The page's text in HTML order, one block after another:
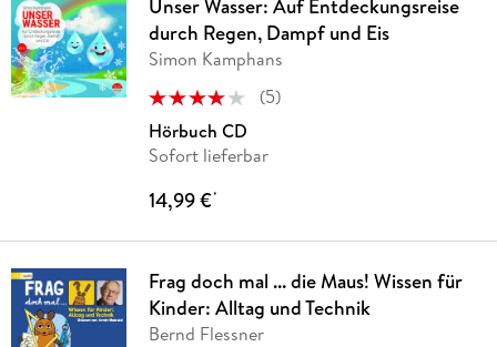
Unser Wasser: Auf Entdeckungsreise
durch Regen, Dampf und Eis
Simon Kamphans
(5)
Hörbuch CD
Sofort lieferbar
14,99 €*
Frag doch mal ... die Maus! Wissen für
Kinder: Alltag und Technik
Bernd Flessner